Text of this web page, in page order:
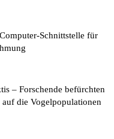
Schnittstelle für
– Forschende befürchten
die Vogelpopulationen